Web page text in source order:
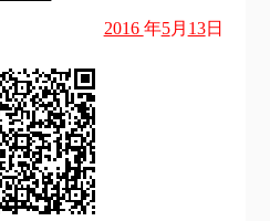
2016 年5月 13日